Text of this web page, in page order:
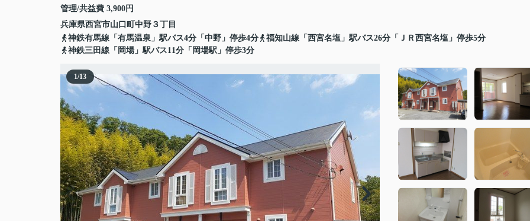
管理/共益費 3,900円
兵庫県西宮市山口町中野 ３丁目
神鉄有馬線「有馬温泉」駅バス4分「中野」停歩4分
福知山線「西宮名塩」駅バス26分「ＪＲ西宮名塩」停歩5分
神鉄三田線「岡場」駅バス11分「岡場駅」停歩3分
1/13